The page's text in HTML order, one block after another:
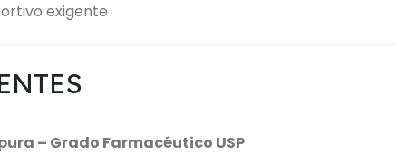
exigente
– Grado Farmacéutico USP